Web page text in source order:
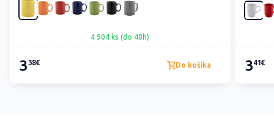
4 904 ks (do 48h)
338€ Do košíka 341€